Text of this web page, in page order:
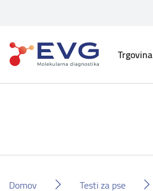
Trgovina
Domov Testi za pse